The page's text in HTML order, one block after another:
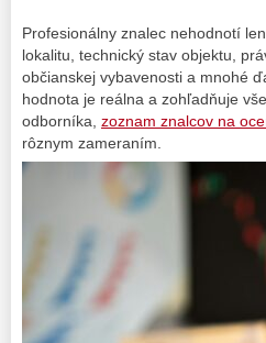
Profesionálny znalec nehodnotí
lokalitu, technický stav objektu,
občianskej vybavenosti a mnohé
hodnota je reálna a zohľadňuje
odborníka, zoznam znalcov na
rôznym zameraním.